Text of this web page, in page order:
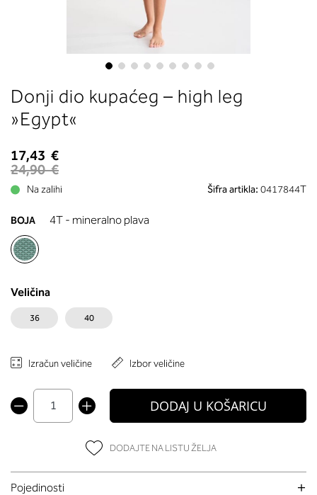
to
the
beginning
the
images
gallery
Donji dio kupaćeg – high leg
»Egypt«
17,43 €
24,90 €
Na zalihi Šifra artikla: 0417844T
BOJA 4T - mineralno plava
Veličina
36 40
Izračun veličine Izbor veličine
DODAJ U KOŠARICU
DODAJTE NA LISTU ŽELJA
Pojedinosti
boste prebrali, katera globina
ustreza vaši meri (A, B …) – iščite v
stolpcu, ki ste ga določili s
obsegom.